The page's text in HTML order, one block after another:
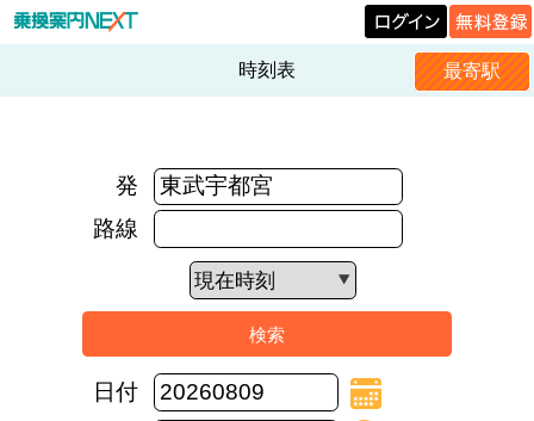
時刻表 最寄駅
発
路線
日付